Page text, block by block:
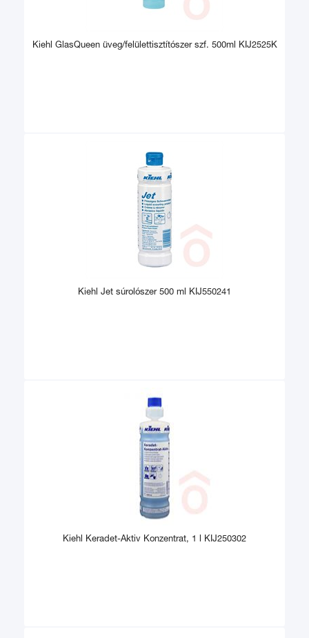
Kiehl GlasQueen üveg/felülettisztítószer szf. 500ml KIJ2525K
Kiehl Jet súrolószer 500 ml KIJ550241
Kiehl Keradet-Aktiv Konzentrat, 1 l KIJ250302